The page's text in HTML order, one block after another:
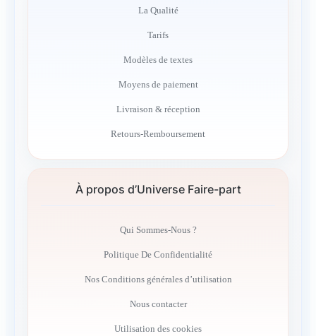
La Qualité
Tarifs
Modèles de textes
Moyens de paiement
Livraison & réception
Retours-Remboursement
À propos d’Universe Faire-part
Qui Sommes-Nous ?
Politique De Confidentialité
Nos Conditions générales d’utilisation
Nous contacter
Utilisation des cookies